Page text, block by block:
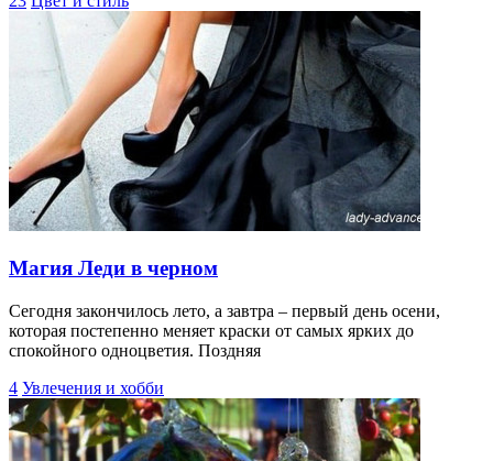
Магия Леди в черном
Сегодня закончилось лето, а завтра – первый день осени,
которая постепенно меняет краски от самых ярких до
спокойного одноцветия. Поздняя
4 Увлечения и хобби